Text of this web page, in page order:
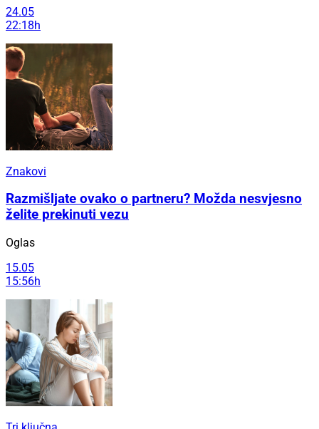
24.05
22:18h
Znakovi
Razmišljate ovako o partneru? Možda nesvjesno
želite prekinuti vezu
Oglas
15.05
15:56h